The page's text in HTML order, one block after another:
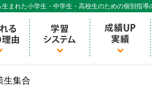
まれた小学生・中学生・高校生のための個別指
導ECCベストワン
生集合